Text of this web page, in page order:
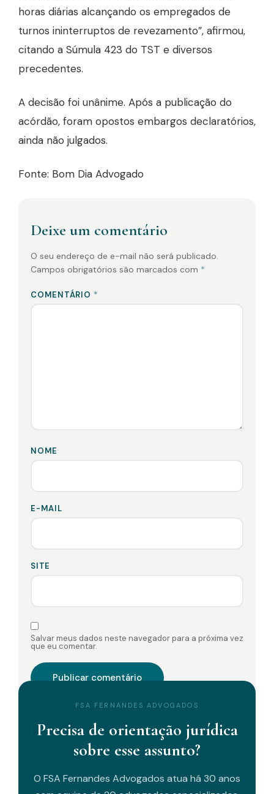
horas diárias alcançando os empregados de
turnos ininterruptos de revezamento”, afirmou,
citando a Súmula 423 do TST e diversos
precedentes.
A decisão foi unânime. Após a publicação do
acórdão, foram opostos embargos declaratórios,
ainda não julgados.
Fonte: Bom Dia Advogado
Deixe um comentário
O seu endereço de e-mail não será publicado.
Campos obrigatórios são marcados com *
COMENTÁRIO *
NOME
E-MAIL
SITE
Salvar meus dados neste navegador para a próxima vez
que eu comentar.
FSA FERNANDES ADVOGADOS
Precisa de orientação jurídica
sobre esse assunto?
O FSA Fernandes Advogados atua há 30 anos